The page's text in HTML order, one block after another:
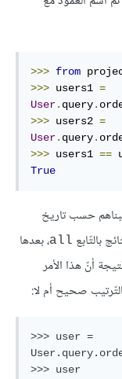
>>> from
>>> users1 =
User. query.
>>> users2 =
User. query.
>>> users1 ==
True
حسب تاريخ
بالتّابع all، بعدها
أنّ هذا الأمر
صحيح أم لا:
>>> user =
>>> user